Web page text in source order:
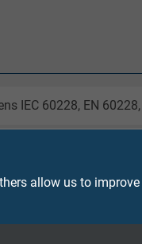
allow us to
IEC 60228, EN
0282 deel 10 + HD